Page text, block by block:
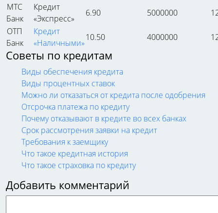
МТС
Банк
Кредит
«Экспресс»
6.90 5000000
ОТП
Банк
Кредит
«Наличными»
10.50 4000000
Советы по кредитам
Виды обеспечения кредита
Виды процентных ставок
Можно ли отказаться от кредита после одобрения
Отсрочка платежа по кредиту
Почему отказывают в кредите во всех банках
Срок рассмотрения заявки на кредит
Требования к заемщику
Что такое кредитная история
Что такое страховка по кредиту
Добавить комментарий